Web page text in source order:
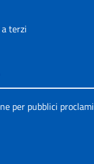
terzi
per pubblici proclami